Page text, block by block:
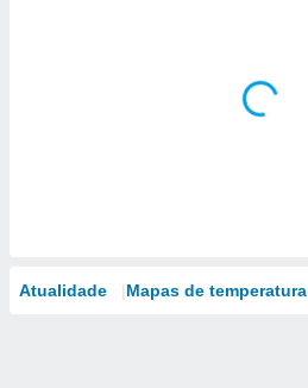
Atualidade Mapas de temperatura